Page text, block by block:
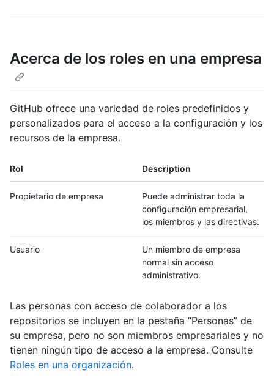
Acerca de los roles en una empresa
GitHub ofrece una variedad de roles predefinidos y
personalizados para el acceso a la configuración y los
recursos de la empresa.
Rol Description
Propietario de empresa
Puede administrar toda la
configuración empresarial,
los miembros y las directivas.
Usuario
Un miembro de empresa
normal sin acceso
administrativo.
Las personas con acceso de colaborador a los
repositorios se incluyen en la pestaña “Personas” de
su empresa, pero no son miembros empresariales y no
tienen ningún tipo de acceso a la empresa. Consulte
Roles en una organización.